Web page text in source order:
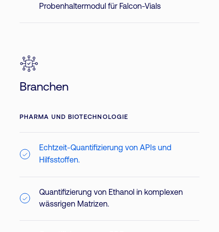
Probenhaltermodul für Falcon-Vials
Branchen
PHARMA UND BIOTECHNOLOGIE
Echtzeit-Quantifizierung von APIs und
Hilfsstoffen.
Quantifizierung von Ethanol in komplexen
wässrigen Matrizen.